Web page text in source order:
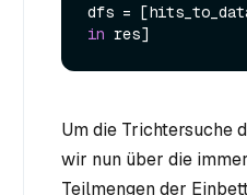
dfs =
in
Um die Trichtersuche
wir nun über die
Teilmengen der